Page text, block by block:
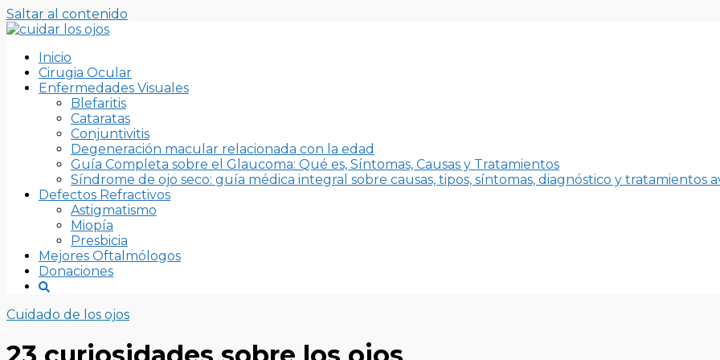
Saltar al contenido
Inicio
Cirugia Ocular
Enfermedades Visuales
Blefaritis
Cataratas
Conjuntivitis
Degeneración macular relacionada con la edad
Guía Completa sobre el Glaucoma: Qué es, Síntomas, Causas y Tratamientos
Síndrome de ojo seco: guía médica integral sobre causas, tipos, síntomas, diagnóstico y tratamientos
Defectos Refractivos
Astigmatismo
Miopía
Presbicia
Mejores Oftalmólogos
Donaciones
Cuidado de los ojos